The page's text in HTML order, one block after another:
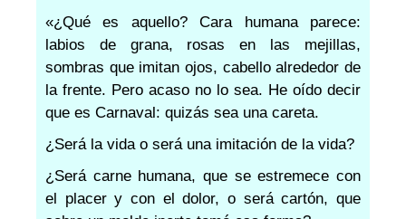
«¿Qué es aquello? Cara humana parece:
labios de grana, rosas en las mejillas,
sombras que imitan ojos, cabello alrededor de
la frente. Pero acaso no lo sea. He oído decir
que es Carnaval: quizás sea una careta.
¿Será la vida o será una imitación de la vida?
¿Será carne humana, que se estremece con
el placer y con el dolor, o será cartón, que